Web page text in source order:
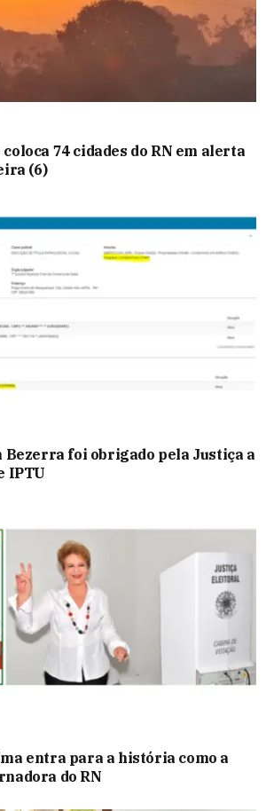
74 cidades do RN em alerta
(6)
Bezerra foi obrigado pela Justiça a
IPTU
entra para a história como a
do RN